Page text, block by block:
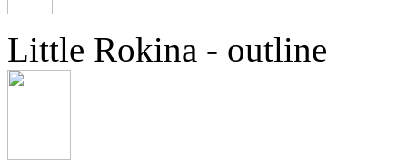
Little Rokina - outline